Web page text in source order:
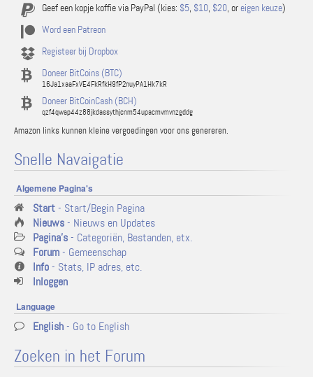
Geef een kopje koffie via PayPal (kies: $5, $10, $20, or eigen keuze)
Word een Patreon
Registeer bij Dropbox
Doneer BitCoins (BTC)
16Ja1xaaFxVE4FkRfkH9fP2nuyPA1Hk7kR
Doneer BitCoinCash (BCH)
qzf4qwap44z88jkdassythjcnm54upacmvmvnzgddg
Amazon links kunnen kleine vergoedingen voor ons genereren.
Snelle Navaigatie
Algemene Pagina's
Start- Start/Begin Pagina
Nieuws- Nieuws en Updates
Pagina's- Categoriën, Bestanden, etx.
Forum- Gemeenschap
Info- Stats, IP adres, etc.
Inloggen
Language
English- Go to English
Zoeken in het Forum